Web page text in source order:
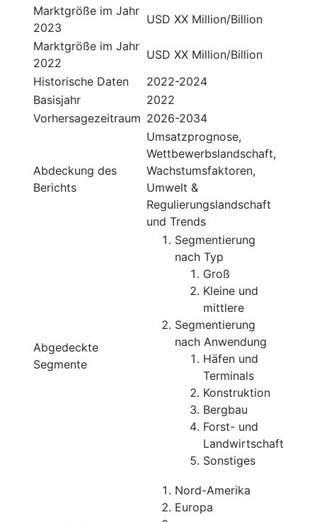
Marktgröße im Jahr
2023
USD XX Million/Billion
Marktgröße im Jahr
2022
USD XX Million/Billion
Historische Daten
2022-2024
Basisjahr
2022
Vorhersagezeitraum 2026-2034
Abdeckung des
Berichts
Umsatzprognose,
Wettbewerbslandschaft,
Wachstumsfaktoren,
Umwelt &
Regulierungslandschaft
und Trends
Abgedeckte
Segmente
Segmentierung
nach Typ
Groß
Kleine und
mittlere
Segmentierung
nach Anwendung
Häfen und
Terminals
Konstruktion
Bergbau
Forst- und
Landwirtschaft
Sonstiges
Nord-Amerika
Europa